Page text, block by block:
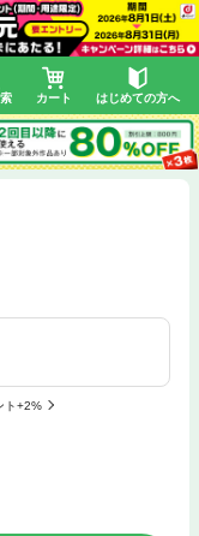
カート はじめての方へ
ト+2%